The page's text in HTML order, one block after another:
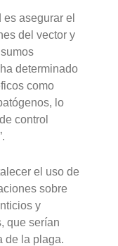
asegurar el
del vector y
determinado
como
lo
control
el uso de
sobre
y
que serían
de la plaga.